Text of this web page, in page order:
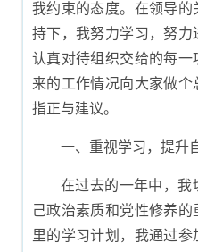
我约束的态度。在领导
持下，我努力学习，努力
认真对待组织交给的每
来的工作情况向大家做
指正与建议。
一、重视学习，提升
在过去的一年中，我
己政治素质和党性修养
里的学习计划，我通过